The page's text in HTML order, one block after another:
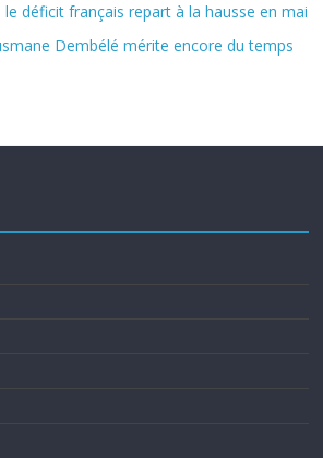
déficit français repart à la hausse en mai
Dembélé mérite encore du temps